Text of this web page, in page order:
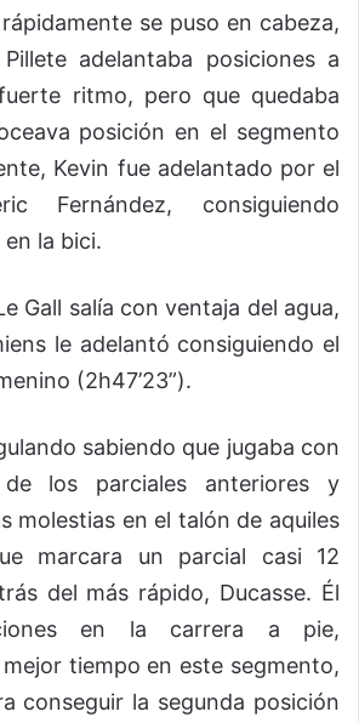
se puso en cabeza,
adelantaba posiciones a
ritmo, pero que quedaba
posición en el segmento
Kevin fue adelantado por el
Fernández, consiguiendo
la bici.
Gall salía con ventaja del agua,
le adelantó consiguiendo el
(2h47’23”).
sabiendo que jugaba con
los parciales anteriores y
molestias en el talón de aquiles
marcara un parcial casi 12
del más rápido, Ducasse. Él
en la carrera a pie,
tiempo en este segmento,
conseguir la segunda posición